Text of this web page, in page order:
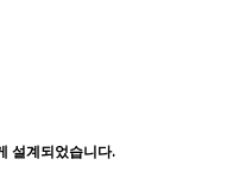
설계되었습니다.